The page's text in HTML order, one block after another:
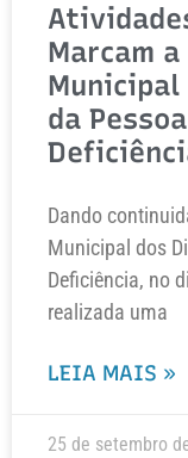
Marcam
da
Dando
Municipal dos
Deficiência, no
realizada uma
LEIA MAIS »
25 de setembro